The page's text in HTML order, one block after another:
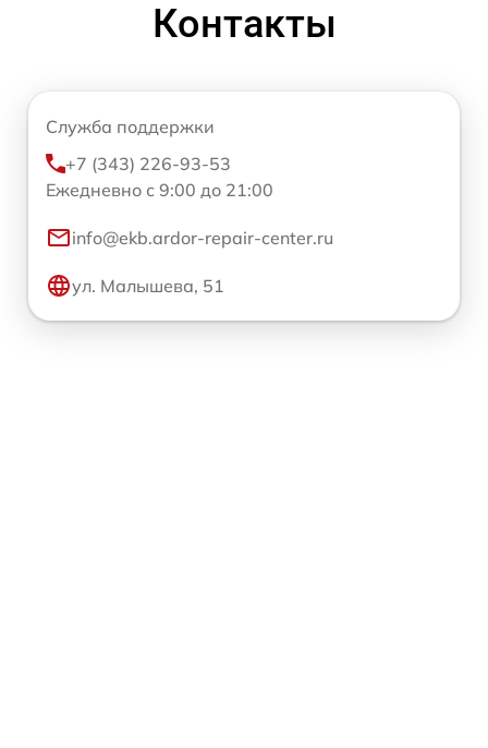
Контакты
Служба поддержки
+7 (343) 226-93-53
Ежедневно с 9:00 до 21:00
info@ekb.ardor-repair-center.ru
ул. Малышева, 51